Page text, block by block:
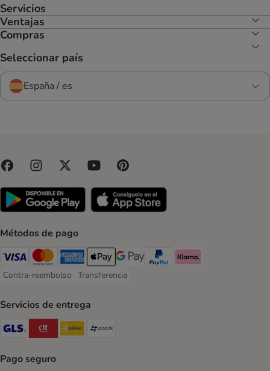
Servicios
Ventajas
Compras
Seleccionar país
España / es
Métodos de pago
Visa Payment Method
Mastercard Payment Method
American Express Payment Method
Apple Pay Payment Method
Google Pay Payment Method
PayPal Payment Method
Klarna Payment Method
Contra-reembolso
Contra-reembolso Payment Method
Transferencia
Transferencia Payment Method
Servicios de entrega
GLS Shipping Method
CTTExpress Shipping Method
InPost Shipping Method
Pago seguro